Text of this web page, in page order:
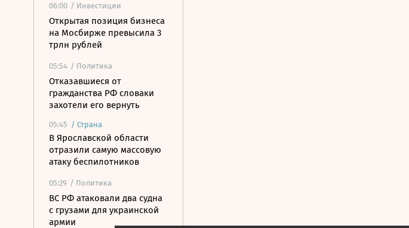
06:00 / Инвестиции
Открытая позиция бизнеса
на Мосбирже превысила 3
трлн рублей
05:54 / Политика
Отказавшиеся от
гражданства РФ словаки
захотели его вернуть
05:45 / Страна
В Ярославской области
отразили самую массовую
атаку беспилотников
05:29 / Политика
ВС РФ атаковали два судна
с грузами для украинской
армии